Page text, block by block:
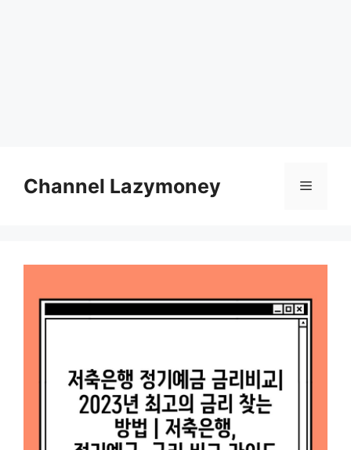
contentChannel Lazymoney Menu